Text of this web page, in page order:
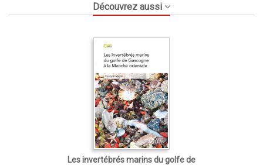
Découvrez aussi
Les invertébrés marins du golfe de